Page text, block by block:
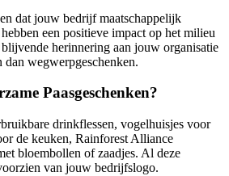
dat jouw bedrijf maatschappelijk
een positieve impact op het milieu
herinnering aan jouw organisatie
dan wegwerpgeschenken.
Paasgeschenken?
drinkflessen, vogelhuisjes voor
de keuken, Rainforest Alliance
bloembollen of zaadjes. Al deze
van jouw bedrijfslogo.